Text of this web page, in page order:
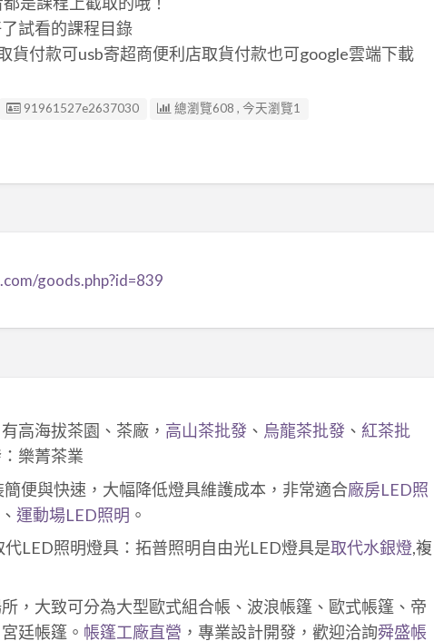
試看的課程目錄
貨付款可usb寄超商便利店取貨付款也可google雲端下載
廣告编號
91961527e2637030 總瀏覽608 , 今天瀏覽1
goods.php?id=839
高海拔茶園、茶廠， 高山茶批發、 烏龍茶批發、 紅茶批
樂菁茶業
便與快速，大幅降低燈具維護成本，非常適合廠房LED照
運動場LED照明 。
LED照明燈具：拓普照明自由光LED燈具是取代水銀燈,複
，大致可分為大型歐式組合帳、波浪帳篷、歐式帳篷、帝
廷帳篷。 帳篷工廠直營 ，專業設計開發，歡迎洽詢舜盛帳